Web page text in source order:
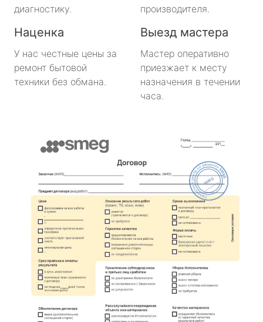
диагностику.
производителя.
Наценка
У нас честные цены за
ремонт бытовой
техники без обмана.
Выезд мастера
Мастер оперативно
приезжает к месту
назначения в течении
часа.